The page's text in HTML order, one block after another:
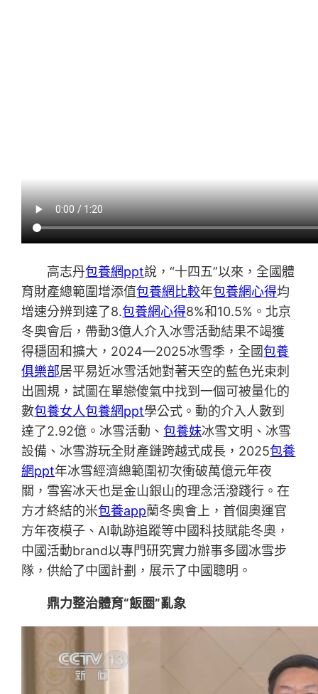
高志丹包養網ppt說，“十四五”以來，全國體
育財產總範圍增添值包養網比較年包養網心得均
增速分辨到達了8.包養網心得8%和10.5%。北京
冬奧會后，帶動3億人介入冰雪活動結果不竭獲
得穩固和擴大，2024—2025冰雪季，全國包養
俱樂部居平易近冰雪活她對著天空的藍色光束刺
出圓規，試圖在單戀傻氣中找到一個可被量化的
數包養女人包養網ppt學公式。動的介入人數到
達了2.92億。冰雪活動、包養妹冰雪文明、冰雪
設備、冰雪游玩全財產鏈跨越式成長，2025包養
網ppt年冰雪經濟總範圍初次衝破萬億元年夜
關，雪窖冰天也是金山銀山的理念活潑踐行。在
方才終結的米包養app蘭冬奧會上，首個奧運官
方年夜模子、AI軌跡追蹤等中國科技賦能冬奧，
中國活動brand以專門研究實力辦事多國冰雪步
隊，供給了中國計劃，展示了中國聰明。
鼎力整治體育“飯圈”亂象